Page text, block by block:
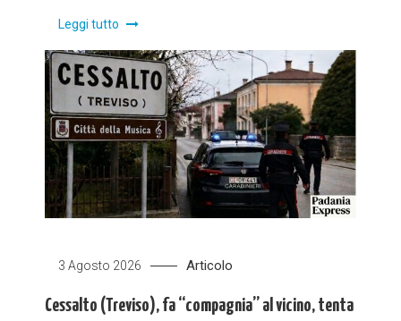
Leggi tutto
3 Agosto 2026 Articolo
Cessalto (Treviso), fa “compagnia” al vicino, tenta